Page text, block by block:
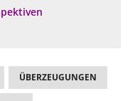
ÜBERZEUGUNGEN